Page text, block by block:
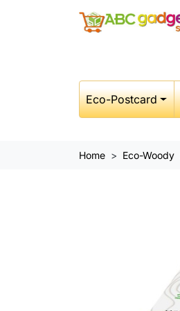
Eco-Postcard
Home Eco-Woody